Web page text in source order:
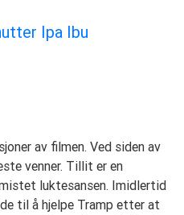
Ipa Ibu
av filmen. Ved siden av
venner. Tillit er en
luktesansen. Imidlertid
til å hjelpe Tramp etter at